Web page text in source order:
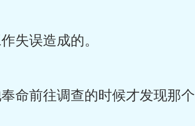
失误造成的。
命前往调查的时候才发现那个